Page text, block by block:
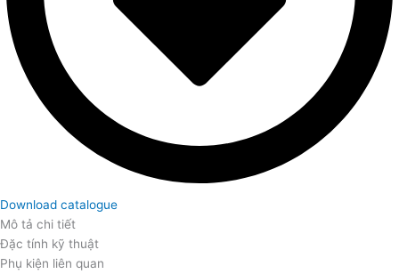
Download catalogue
Mô tả chi tiết
Đặc tính kỹ thuật
Phụ kiện liên quan